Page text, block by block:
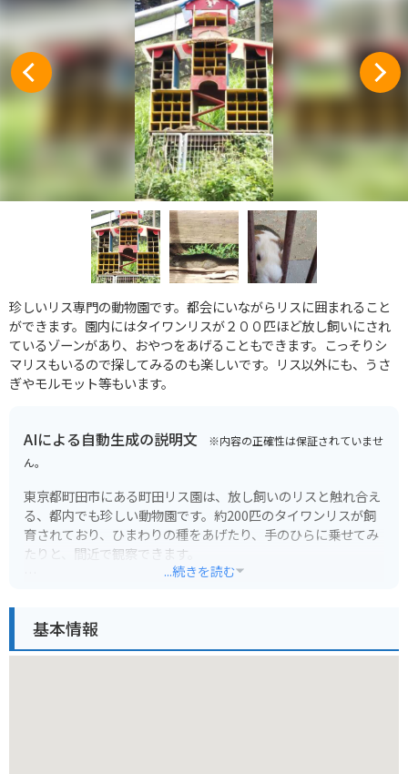
珍しいリス専門の動物園です。都会にいながらリスに囲まれること
ができます。園内にはタイワンリスが２００匹ほど放し飼いにされ
ているゾーンがあり、おやつをあげることもできます。こっそりシ
マリスもいるので探してみるのも楽しいです。リス以外にも、うさ
ぎやモルモット等もいます。
AIによる自動生成の説明文 ※内容の正確性は保証されていませ
ん。
東京都町田市にある町田リス園は、放し飼いのリスと触れ合え
る、都内でも珍しい動物園です。約200匹のタイワンリスが飼
育されており、ひまわりの種をあげたり、手のひらに乗せてみ
たりと、間近で観察できます。
でも安心して楽しめる施設です。
...続きを読む
基本情報